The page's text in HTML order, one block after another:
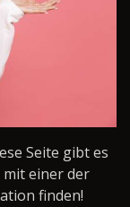
Seite gibt es
mit einer der
finden!